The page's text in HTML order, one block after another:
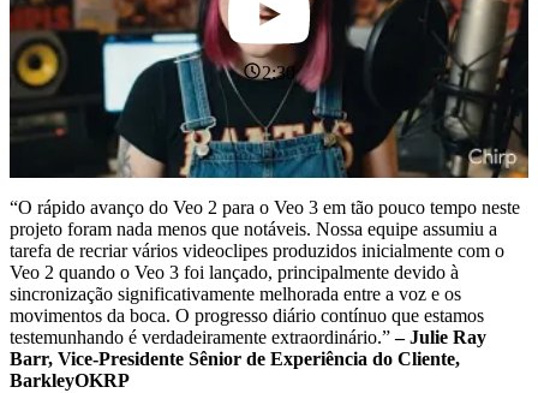
2:30
“O rápido avanço do Veo 2 para o Veo 3 em tão pouco tempo neste
projeto foram nada menos que notáveis. Nossa equipe assumiu a
tarefa de recriar vários videoclipes produzidos inicialmente com o
Veo 2 quando o Veo 3 foi lançado, principalmente devido à
sincronização significativamente melhorada entre a voz e os
movimentos da boca. O progresso diário contínuo que estamos
testemunhando é verdadeiramente extraordinário.”– Julie Ray
Barr, Vice-Presidente Sênior de Experiência do Cliente,
BarkleyOKRP